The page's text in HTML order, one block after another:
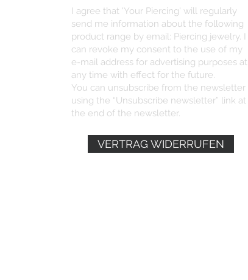
I agree that 'Your Piercing' will regularly
send me information about the following
product range by email: Piercing jewelry. I
can revoke my consent to the use of my
e-mail address for advertising purposes at
any time with effect for the future.
You can unsubscribe from the newsletter
using the “Unsubscribe newsletter” link at
the end of the newsletter.
VERTRAG WIDERRUFEN